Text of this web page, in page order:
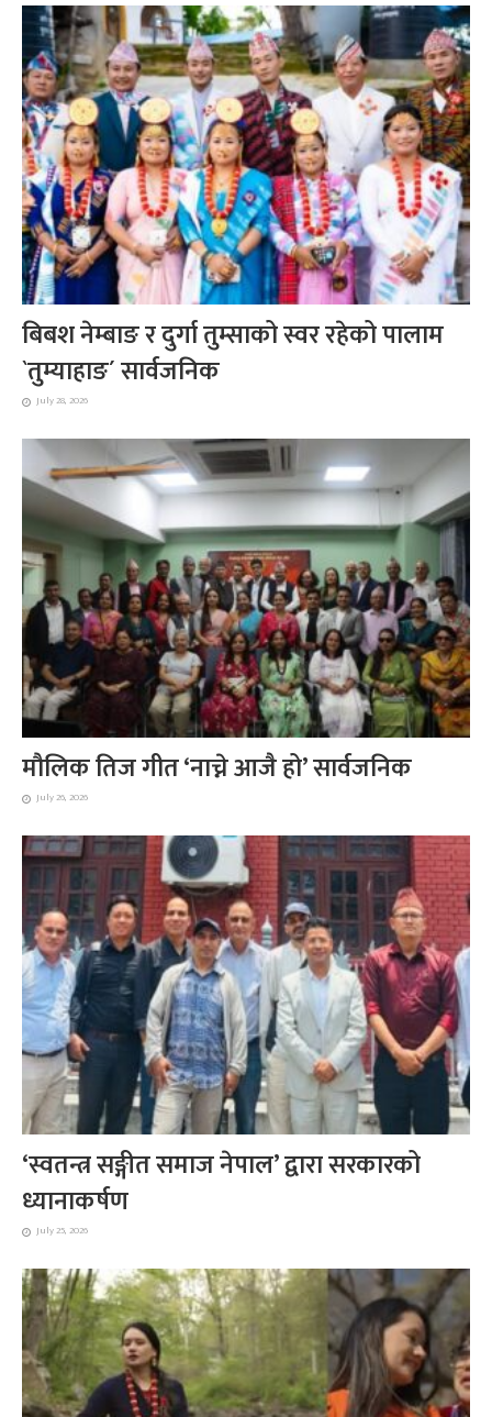
बिबश नेम्बाङ र दुर्गा तुम्साको स्वर रहेको पालाम
`तुम्याहाङ´ सार्वजनिक
July 28, 2026
मौलिक तिज गीत ‘नाच्ने आजै हो’ सार्वजनिक
July 26, 2026
‘स्वतन्त्र सङ्गीत समाज नेपाल’ द्वारा सरकारको
ध्यानाकर्षण
July 25, 2026